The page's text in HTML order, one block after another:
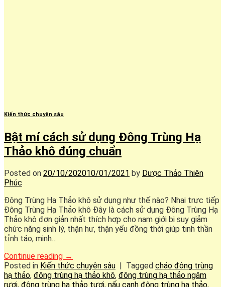
Kiến thức chuyên sâu
Bật mí cách sử dụng Đông Trùng Hạ
Thảo khô đúng chuẩn
Posted on 20/10/202010/01/2021 by Dược Thảo Thiên
Phúc
Đông Trùng Hạ Thảo khô sử dụng như thế nào? Nhai trực tiếp
Đông Trùng Hạ Thảo khô Đây là cách sử dụng Đông Trùng Hạ
Thảo khô đơn giản nhất thích hợp cho nam giới bị suy giảm
chức năng sinh lý, thận hư, thận yếu đồng thời giúp tinh thần
tỉnh táo, minh…
Continue reading →
Posted in Kiến thức chuyên sâu | Tagged cháo đông trùng
hạ thảo, đông trùng hạ thảo khô, đông trùng hạ thảo ngâm
rượi, đông trùng hạ thảo tươi, nấu canh đông trùng hạ thảo,